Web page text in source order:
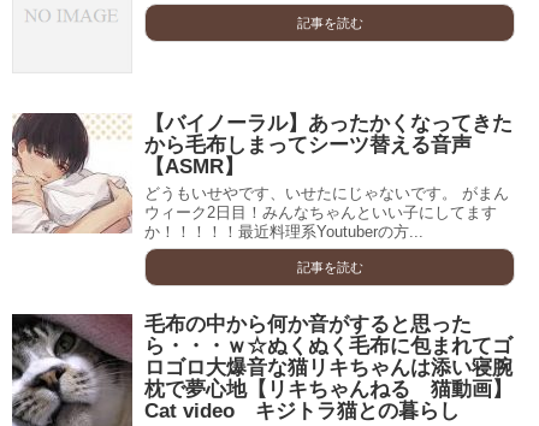
記事を読む
【バイノーラル】あったかくなってきた
から毛布しまってシーツ替える音声
【ASMR】
どうもいせやです、いせたにじゃないです。 がまん
ウィーク2日目！みんなちゃんといい子にしてます
か！！！！！最近料理系Youtuberの方...
記事を読む
毛布の中から何か音がすると思った
ら・・・ｗ☆ぬくぬく毛布に包まれてゴ
ロゴロ大爆音な猫リキちゃんは添い寝腕
枕で夢心地【リキちゃんねる 猫動画】
Cat video キジトラ猫との暮らし